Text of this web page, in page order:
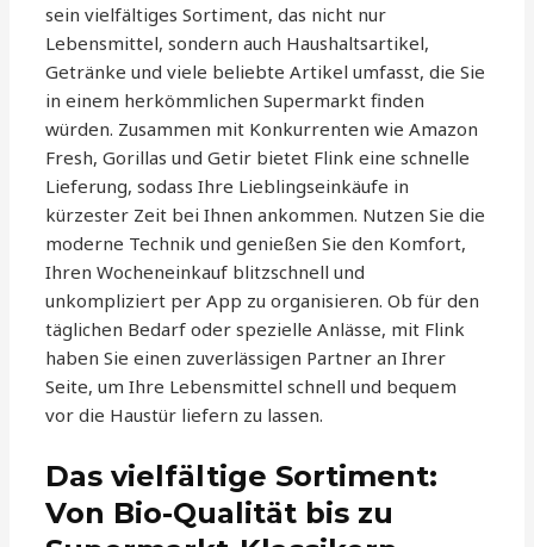
sein vielfältiges Sortiment, das nicht nur
Lebensmittel, sondern auch Haushaltsartikel,
Getränke und viele beliebte Artikel umfasst, die Sie
in einem herkömmlichen Supermarkt finden
würden. Zusammen mit Konkurrenten wie Amazon
Fresh, Gorillas und Getir bietet Flink eine schnelle
Lieferung, sodass Ihre Lieblingseinkäufe in
kürzester Zeit bei Ihnen ankommen. Nutzen Sie die
moderne Technik und genießen Sie den Komfort,
Ihren Wocheneinkauf blitzschnell und
unkompliziert per App zu organisieren. Ob für den
täglichen Bedarf oder spezielle Anlässe, mit Flink
haben Sie einen zuverlässigen Partner an Ihrer
Seite, um Ihre Lebensmittel schnell und bequem
vor die Haustür liefern zu lassen.
Das vielfältige Sortiment:
Von Bio-Qualität bis zu